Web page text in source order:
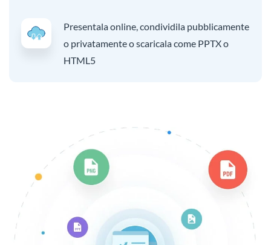
Presentala online, condividila pubblicamente
o privatamente o scaricala come PPTX o
HTML5